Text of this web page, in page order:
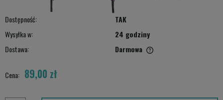
Dostępność:
TAK
Wysyłka w:
24 godziny
Dostawa:
Darmowa
Cena nie zawiera ewentualnych kosztów płatności
Cena: 89,00 zł